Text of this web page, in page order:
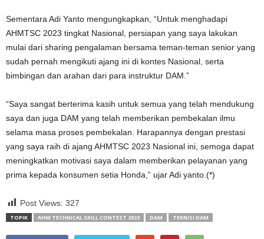
Sementara Adi Yanto mengungkapkan, “Untuk menghadapi
AHMTSC 2023 tingkat Nasional, persiapan yang saya lakukan
mulai dari sharing pengalaman bersama teman-teman senior yang
sudah pernah mengikuti ajang ini di kontes Nasional, serta
bimbingan dan arahan dari para instruktur DAM.”
“Saya sangat berterima kasih untuk semua yang telah mendukung
saya dan juga DAM yang telah memberikan pembekalan ilmu
selama masa proses pembekalan. Harapannya dengan prestasi
yang saya raih di ajang AHMTSC 2023 Nasional ini, semoga dapat
meningkatkan motivasi saya dalam memberikan pelayanan yang
prima kepada konsumen setia Honda,” ujar Adi yanto.(*)
Post Views: 327
TOPIK AHM TECHNICAL SKILL CONTEST 2023 DAM TEKNISI DAM